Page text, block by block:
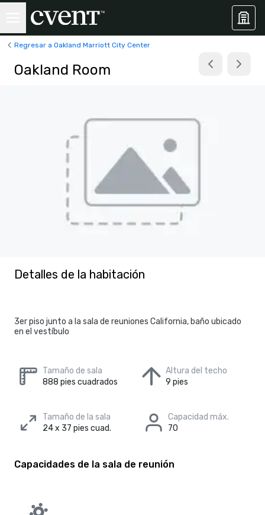
Regresar a Oakland Marriott City Center
Oakland Room
Detalles de la habitación
3er piso junto a la sala de reuniones California, baño ubicado
en el vestíbulo
Tamaño de sala
888 pies cuadrados
Altura del techo
9 pies
Tamaño de la sala
24 x 37 pies cuad.
Capacidad máx.
70
Capacidades de la sala de reunión